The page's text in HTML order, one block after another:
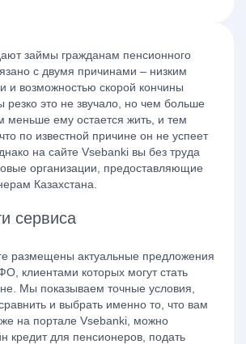
займы гражданам пенсионного
с двумя причинами – низким
и возможностью скорой кончины
резко это не звучало, но чем больше
меньше ему остается жить, и тем
по известной причине он не успеет
на сайте Vsebanki вы без труда
организации, предоставляющие
Казахстана.
сервиса
размещены актуальные предложения
клиентами которых могут стать
Мы показываем точные условия,
и выбрать именно то, что вам
же на портале Vsebanki, можно
кредит для пенсионеров, подать